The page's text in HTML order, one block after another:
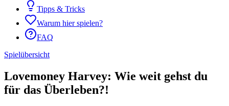
Tipps & Tricks
Warum hier spielen?
FAQ
Spielübersicht
Lovemoney Harvey: Wie weit gehst du
für das Überleben?!